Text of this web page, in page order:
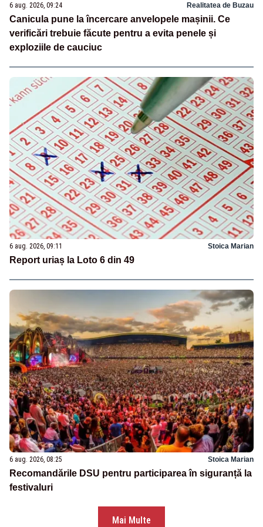
6 aug. 2026, 09:24 Realitatea de Buzau
Canicula pune la încercare anvelopele mașinii. Ce
verificări trebuie făcute pentru a evita penele și
exploziile de cauciuc
6 aug. 2026, 09:11 Stoica Marian
Report uriaș la Loto 6 din 49
6 aug. 2026, 08:25 Stoica Marian
Recomandările DSU pentru participarea în siguranță la
festivaluri
Mai Multe